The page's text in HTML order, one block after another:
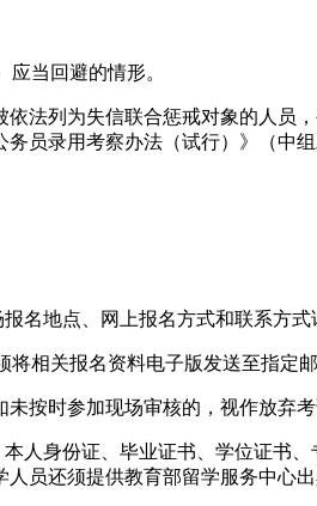
当回避的情形。
法列为失信联合惩戒对象的人员
员录用考察办法（试行）》（中
名地点、网上报名方式和联系方式
相关报名资料电子版发送至指定
按时参加现场审核的，视作放弃考
人身份证、毕业证书、学位证书
员还须提供教育部留学服务中心